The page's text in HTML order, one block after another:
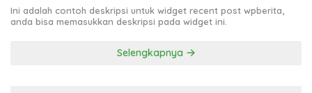
Ini adalah contoh deskripsi untuk widget recent post wpberita,
anda bisa memasukkan deskripsi pada widget ini.
Selengkapnya